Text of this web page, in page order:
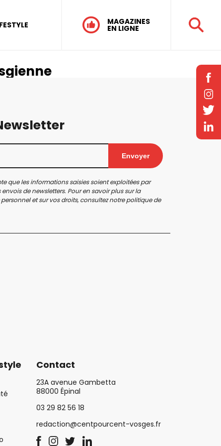
MAGAZINES
EN LIGNE
Envoyer
que les informations saisies soient exploitées par
de newsletters. Pour en savoir plus sur la
et sur vos droits, consultez notrepolitique de
Contact
23A avenue Gambetta
88000 Épinal
03 29 82 56 18
redaction@centpourcent-vosges.fr